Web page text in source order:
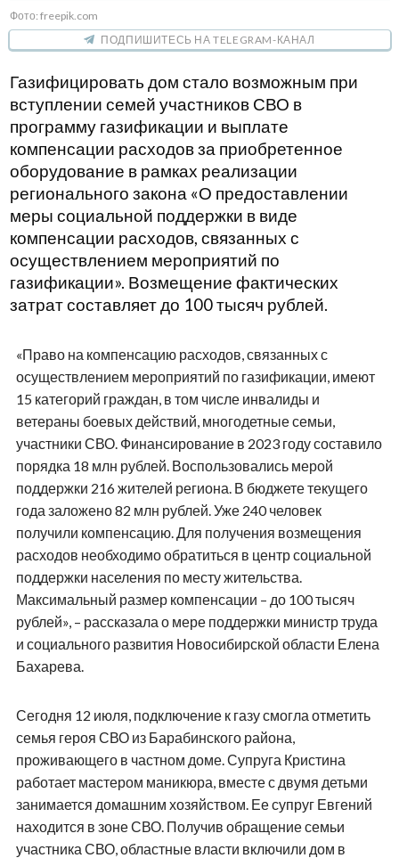
Фото: freepik.com
ПОДПИШИТЕСЬ НА TELEGRAM-КАНАЛ
Газифицировать дом стало возможным при
вступлении семей участников СВО в
программу газификации и выплате
компенсации расходов за приобретенное
оборудование в рамках реализации
регионального закона «О предоставлении
меры социальной поддержки в виде
компенсации расходов, связанных с
осуществлением мероприятий по
газификации». Возмещение фактических
затрат составляет до 100 тысяч рублей.
«Право на компенсацию расходов, связанных с
осуществлением мероприятий по газификации, имеют
15 категорий граждан, в том числе инвалиды и
ветераны боевых действий, многодетные семьи,
участники СВО. Финансирование в 2023 году составило
порядка 18 млн рублей. Воспользовались мерой
поддержки 216 жителей региона. В бюджете текущего
года заложено 82 млн рублей. Уже 240 человек
получили компенсацию. Для получения возмещения
расходов необходимо обратиться в центр социальной
поддержки населения по месту жительства.
Максимальный размер компенсации – до 100 тысяч
рублей», – рассказала о мере поддержки министр труда
и социального развития Новосибирской области Елена
Бахарева.
Сегодня 12 июля, подключение к газу смогла отметить
семья героя СВО из Барабинского района,
проживающего в частном доме. Супруга Кристина
работает мастером маникюра, вместе с двумя детьми
занимается домашним хозяйством. Ее супруг Евгений
находится в зоне СВО. Получив обращение семьи
участника СВО, областные власти включили дом в